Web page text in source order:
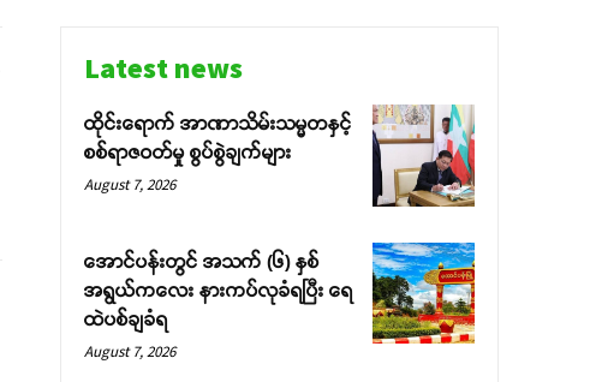
Latest news
ထိုင်းရောက် အာဏာသိမ်းသမ္မတနှင့်
စစ်ရာဇဝတ်မှု စွပ်စွဲချက်များ
August 7, 2026
အောင်ပန်းတွင် အသက် (၆) နှစ်
အရွယ်ကလေး နားကပ်လုခံရပြီး ရေ
ထဲပစ်ချခံရ
August 7, 2026